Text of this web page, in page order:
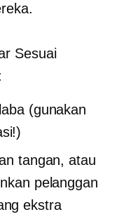
Sesuai
(gunakan
tangan, atau
pelanggan
ekstra